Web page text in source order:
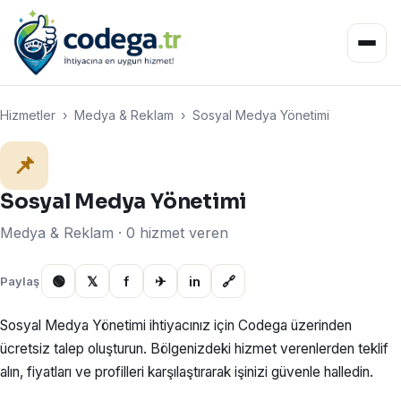
Hizmetler › Medya & Reklam › Sosyal Medya Yönetimi
📌
Sosyal Medya Yönetimi
Medya & Reklam · 0 hizmet veren
Paylaş 🟢 𝕏 f ✈ in 🔗
Sosyal Medya Yönetimi ihtiyacınız için Codega üzerinden
ücretsiz talep oluşturun. Bölgenizdeki hizmet verenlerden teklif
alın, fiyatları ve profilleri karşılaştırarak işinizi güvenle halledin.